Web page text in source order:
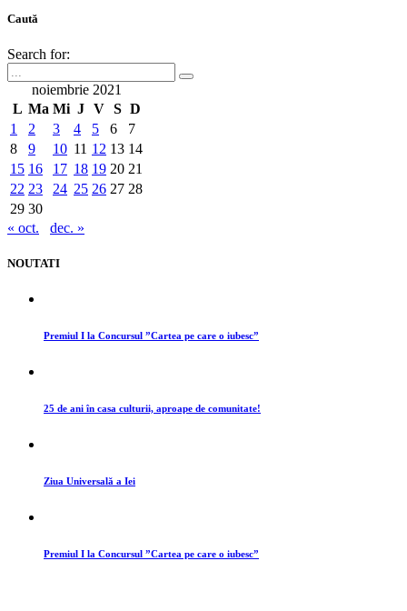
Caută
Search for:
noiembrie 2021
L Ma Mi J V S D
1
2 3 4 5 6
7
8
9 10 11 12 13 14
15 16 17 18 19 20 21
22 23 24 25 26 27 28
29 30
« oct.
dec. »
NOUTATI
Premiul I la Concursul ”Cartea pe care o iubesc”
25 de ani în casa culturii, aproape de comunitate!
Ziua Universală a Iei
Premiul I la Concursul ”Cartea pe care o iubesc”